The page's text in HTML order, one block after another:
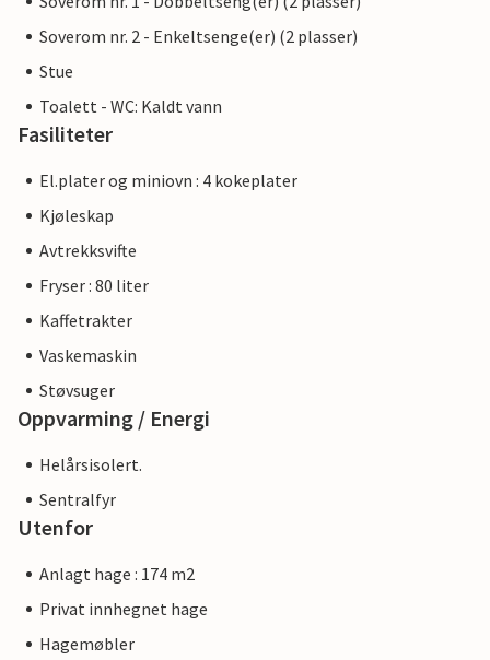
Soverom nr. 2 - Enkeltsenge(er) (2 plasser)
Stue
Toalett - WC: Kaldt vann
Fasiliteter
El.plater og miniovn : 4 kokeplater
Kjøleskap
Avtrekksvifte
Fryser : 80 liter
Kaffetrakter
Vaskemaskin
Støvsuger
Oppvarming / Energi
Helårsisolert.
Sentralfyr
Utenfor
Anlagt hage : 174 m2
Privat innhegnet hage
Hagemøbler